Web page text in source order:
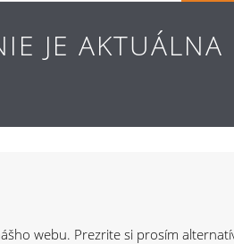
JE AKTUÁLNA
webu. Prezrite si prosím